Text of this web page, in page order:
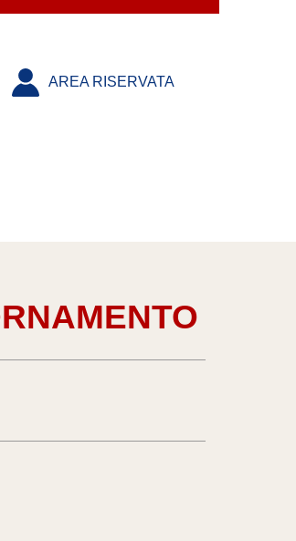
AREA RISERVATA